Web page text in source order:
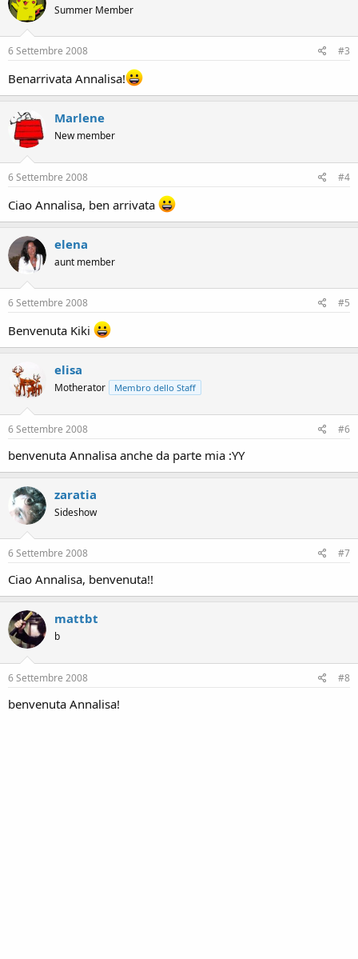
Summer Member
6 Settembre 2008 #3
Benarrivata Annalisa!
Marlene
New member
6 Settembre 2008 #4
Ciao Annalisa, ben arrivata
elena
aunt member
6 Settembre 2008 #5
Benvenuta Kiki
elisa
Motherator Membro dello Staff
6 Settembre 2008 #6
benvenuta Annalisa anche da parte mia :YY
zaratia
Sideshow
6 Settembre 2008 #7
Ciao Annalisa, benvenuta!!
mattbt
b
6 Settembre 2008 #8
benvenuta Annalisa!